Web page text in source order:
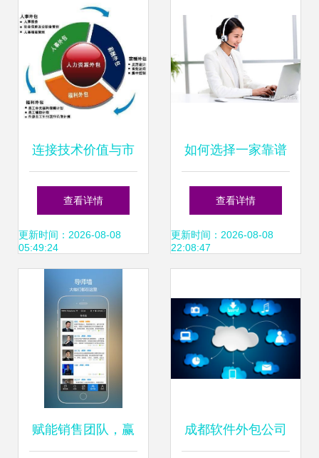
连接技术价值与市
场信任——一位北
京软件销售的非典
型成长路径
查看详情
更新时间：2026-08-08
05:49:24
如何选择一家靠谱
优质的小程序App
软件定制开发外包
看指南
查看详情
更新时间：2026-08-08
22:08:47
赋能销售团队，赢 成都软件外包公司